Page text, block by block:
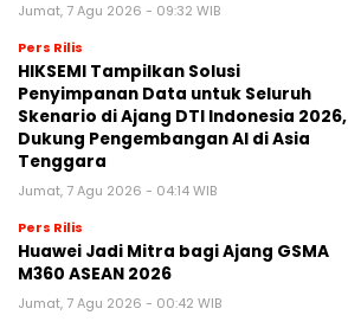
Jumat, 7 Agu 2026 - 09:32 WIB
Pers Rilis
HIKSEMI Tampilkan Solusi
Penyimpanan Data untuk Seluruh
Skenario di Ajang DTI Indonesia 2026,
Dukung Pengembangan AI di Asia
Tenggara
Jumat, 7 Agu 2026 - 04:14 WIB
Pers Rilis
Huawei Jadi Mitra bagi Ajang GSMA
M360 ASEAN 2026
Jumat, 7 Agu 2026 - 00:42 WIB